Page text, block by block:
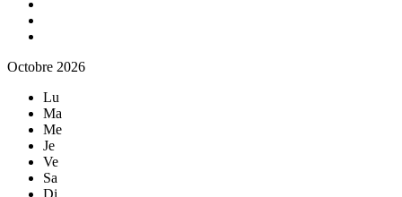
Octobre 2026
Lu
Ma
Me
Je
Ve
Sa
Di